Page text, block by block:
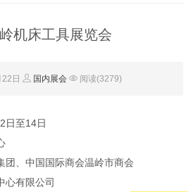
机床工具展览会
日 国内展会 阅读(3279)
日至14日
团、中国国际商会温岭市商会
心有限公司